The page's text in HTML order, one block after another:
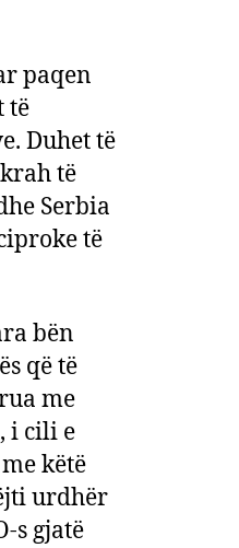
paqen
të
Duhet të
të
Serbia
të
bën
që të
me
i cili e
këtë
urdhër
s gjatë